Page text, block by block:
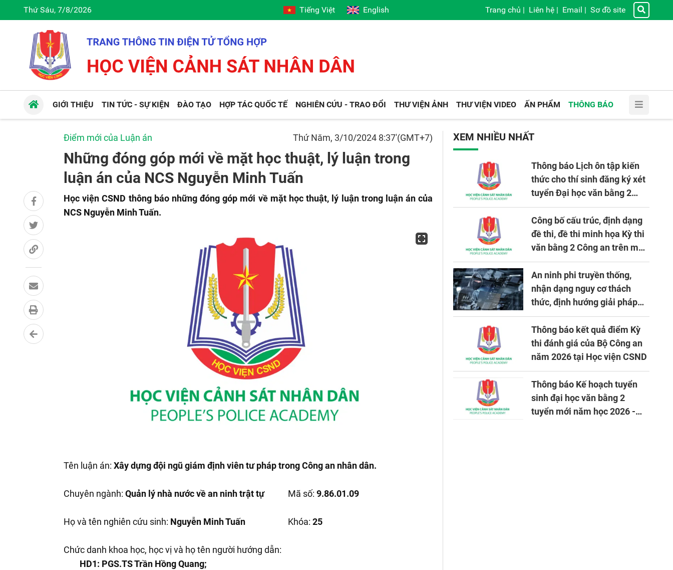
Thứ Sáu, 7/8/2026 Tiếng Việt English Trang chủ | Liên hệ | Email | Sơ đồ site
GIỚI THIỆU TIN TỨC - SỰ KIỆN ĐÀO TẠO HỢP TÁC QUỐC TẾ NGHIÊN CỨU - TRAO ĐỔI THƯ VIỆN ẢNH THƯ VIỆN VIDEO ẤN PHẨM THÔNG BÁO
Điểm mới của Luận án Thứ Năm, 3/10/2024 8:37'(GMT+7)
Những đóng góp mới về mặt học thuật, lý luận trong
luận án của NCS Nguyễn Minh Tuấn
Học viện CSND thông báo những đóng góp mới về mặt học thuật, lý luận trong luận án của
NCS Nguyễn Minh Tuấn.
Tên luận án: Xây dựng đội ngũ giám định viên tư pháp trong Công an nhân dân.
Chuyên ngành: Quản lý nhà nước về an ninh trật tự Mã số: 9.86.01.09
Họ và tên nghiên cứu sinh: Nguyễn Minh Tuấn Khóa: 25
Chức danh khoa học, học vị và họ tên người hướng dẫn:
HD1: PGS.TS Trần Hồng Quang;
XEM NHIỀU NHẤT
Thông báo Lịch ôn tập kiến
thức cho thí sinh đăng ký xét
tuyển Đại học văn bằng 2
tuyển mới, mở tại Học viện
CSND năm học 2026 - 2027
Công bố cấu trúc, định dạng
đề thi, đề thi minh họa Kỳ thi
văn bằng 2 Công an trên máy
tính
An ninh phi truyền thống,
nhận dạng nguy cơ thách
thức, định hướng giải pháp
đảm bảo an ninh quốc gia
trong tình hình hiện nay
Thông báo kết quả điểm Kỳ
thi đánh giá của Bộ Công an
năm 2026 tại Học viện CSND
Thông báo Kế hoạch tuyển
sinh đại học văn bằng 2
tuyển mới năm học 2026 -